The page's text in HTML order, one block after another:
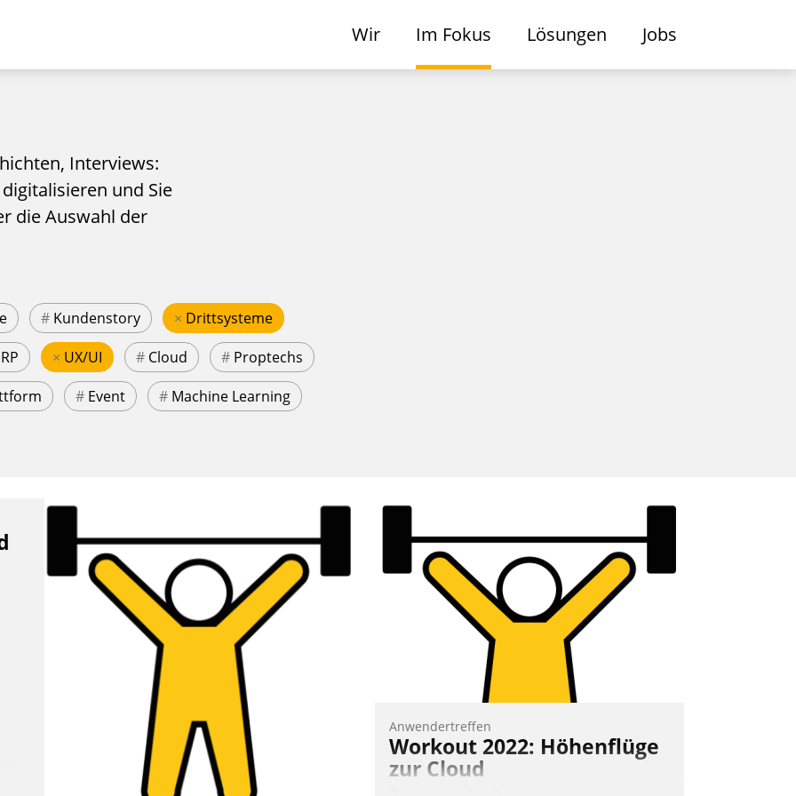
Wir Im Fokus Lösungen Jobs
Interviews:
und Sie
die Auswahl der
# Kundenstory × Drittsysteme
× UX/UI # Cloud # Proptechs
# Event # Machine Learning
Anwendertreffen
Workout 2022: Höhenflüge
zur Cloud